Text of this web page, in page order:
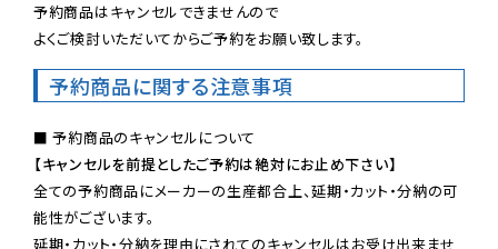
予約商品はキャンセルできませんので
よくご検討いただいてからご予約をお願い致します。
予約商品に関する注意事項
【キャンセルを前提としたご予約は絶対にお止め下さい】
全ての予約商品にメーカーの生産都合上、延期・カット・分納の可
能性がございます。
延期・カット・分納を理由にされてのキャンセルはお受け出来ませ